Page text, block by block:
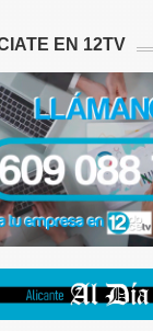
EN 12TV